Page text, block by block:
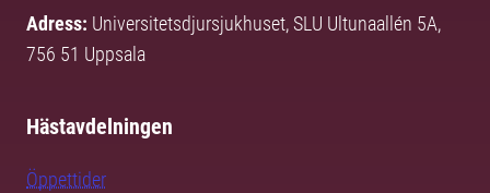
Adress: Universitetsdjursjukhuset, SLU Ultunaallén 5A,
756 51 Uppsala
Hästavdelningen
Öppettider